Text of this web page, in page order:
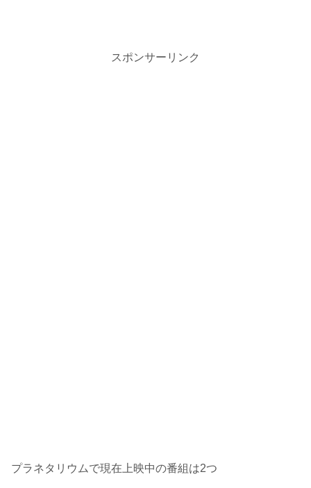
スポンサーリンク
プラネタリウムで現在上映中の番組は2つ